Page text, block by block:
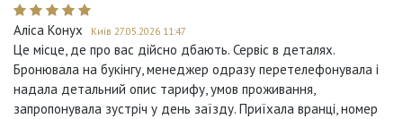
Аліса Конух Київ 27.05.2026 11:47
Це місце, де про вас дійсно дбають. Сервіс в деталях.
Бронювала на букінгу, менеджер одразу перетелефонувала і
надала детальний опис тарифу, умов проживання,
запропонувала зустріч у день заїзду. Приїхала вранці, номер